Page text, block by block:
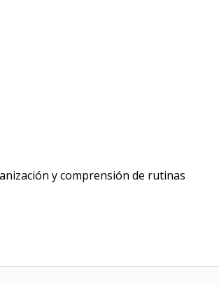
y comprensión de rutinas